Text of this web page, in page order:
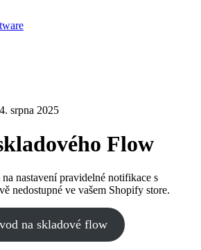
srpna 2025
Flow
na nastavení pravidelné notifikace s
nedostupné ve vašem Shopify store.
na skladové flow